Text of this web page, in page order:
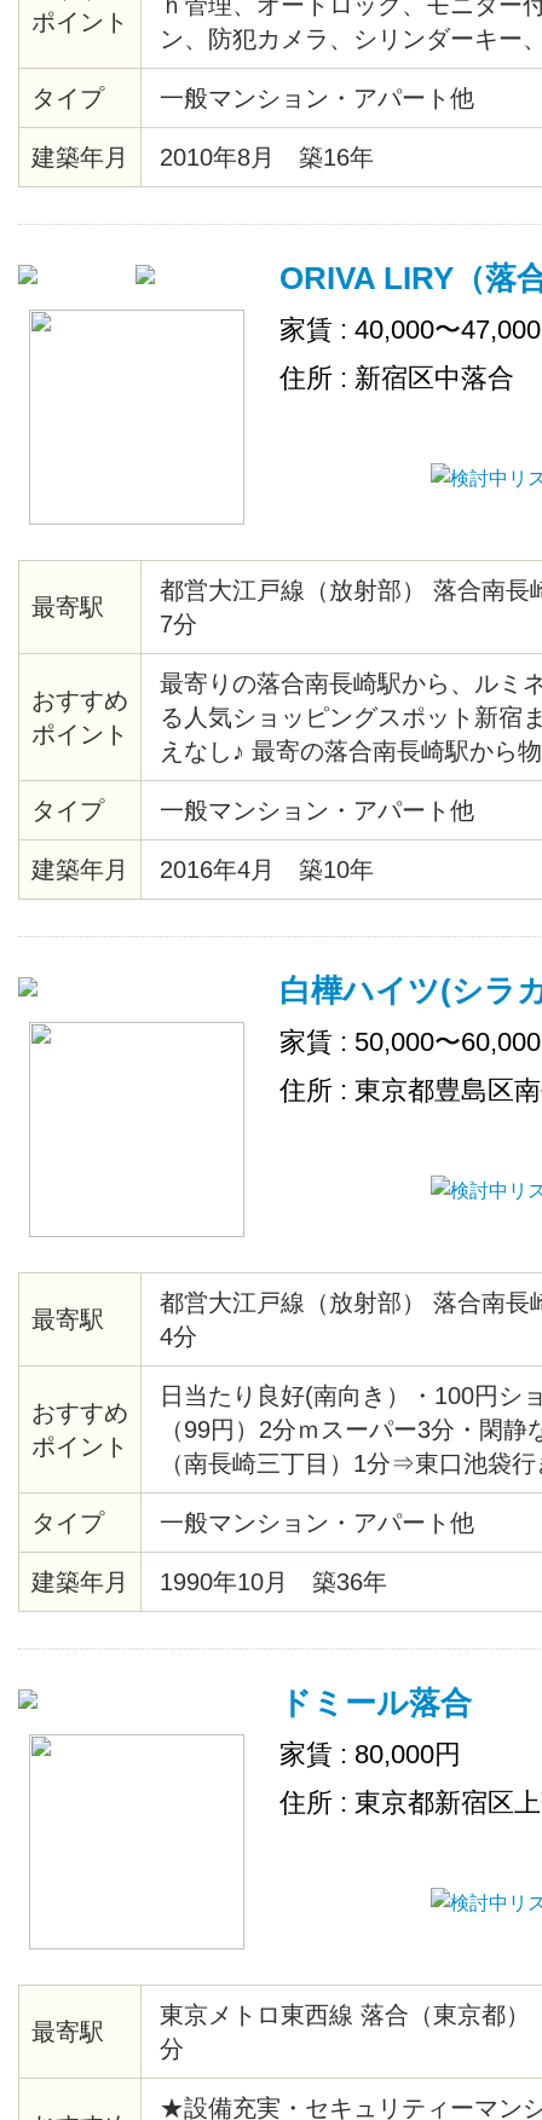
ポイント
ン、防犯カメラ、シリンダーキー
報システム、給湯、バストイレ別
座、角部屋、出窓、バルコニー、
ア、各居室照明、ピクチャーレー
ステム、クローゼット、シューズ
敷地内ごみ置き場、ネット使用料
タイプ 一般マンション・アパート他
建築年月 2010年8月 築16年
ORIVA LIRY（落
家賃 : 40,000〜
住所 : 新宿区中落合
最寄駅
都営大江戸線（放射部） 落合南
7分
おすすめ
ポイント
最寄りの落合南長崎駅から、ルミ
る人気ショッピングスポット新宿
えなし♪ 最寄の落合南長崎駅から
着！ 駅前にはスーパーや食料品店
にはコンビニや銀行等もあるので
便利です♪ お仕事や学校、プライ
と間違いなし♡ トイレットペーパ
タイプ 一般マンション・アパート他
建築年月 2016年4月 築10年
白樺ハイツ(シラ
家賃 : 50,000〜
住所 : 東京都豊島区
最寄駅
都営大江戸線（放射部） 落合南
4分
おすすめ
ポイント
日当たり良好(南向き）・100円シ
（99円）2分ｍスーパー3分・閑静
（南長崎三丁目）1分⇒東口池袋
き・池袋西口行き
タイプ
一般マンション・アパート他
建築年月 1990年10月 築36年
ドミール落合
家賃 : 80,000円
住所 : 東京都新宿区
最寄駅
東京メトロ東西線 落合（東京都
分
★設備充実・セキュリティーマ